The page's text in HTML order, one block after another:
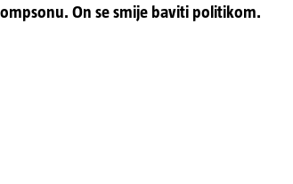
On se smije baviti politikom.